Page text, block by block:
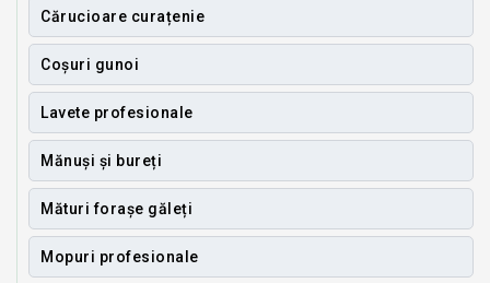
Cărucioare curațenie
Coșuri gunoi
Lavete profesionale
Mănuși și bureți
Mături forașe găleți
Mopuri profesionale